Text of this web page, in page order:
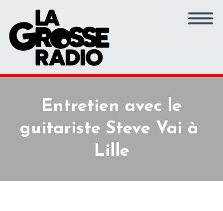
Entretien avec le
guitariste Steve Vai à
Lille